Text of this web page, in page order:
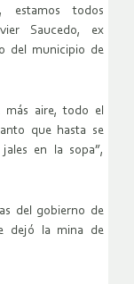
estamos todos
Saucedo, ex
del municipio de
más aire, todo el
que hasta se
en la sopa”,
del gobierno de
dejó la mina de